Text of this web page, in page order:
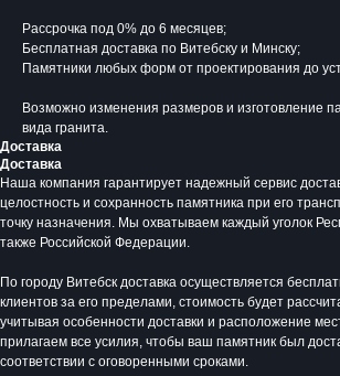
Рассрочка под 0% до 6 месяцев;
Бесплатная доставка по Витебску и Минску;
Памятники любых форм от проектирования до
Возможно изменения размеров и изготовление
вида гранита.
Доставка
Доставка
Наша компания гарантирует надежный сервис
целостность и сохранность памятника при его
точку назначения. Мы охватываем каждый уголок
также Российской Федерации.
По городу Витебск доставка осуществляется
клиентов за его пределами, стоимость будет
учитывая особенности доставки и расположение
прилагаем все усилия, чтобы ваш памятник был
соответствии с оговоренными сроками.
Телефон (Viber, Wa):+375 (33) 333-80-33
Время работы:
Вторник - Суббота:
С 10.00 - 19.00
Понедельник: Выходной
Производство мемориальной продукции
любой сложности без посредников